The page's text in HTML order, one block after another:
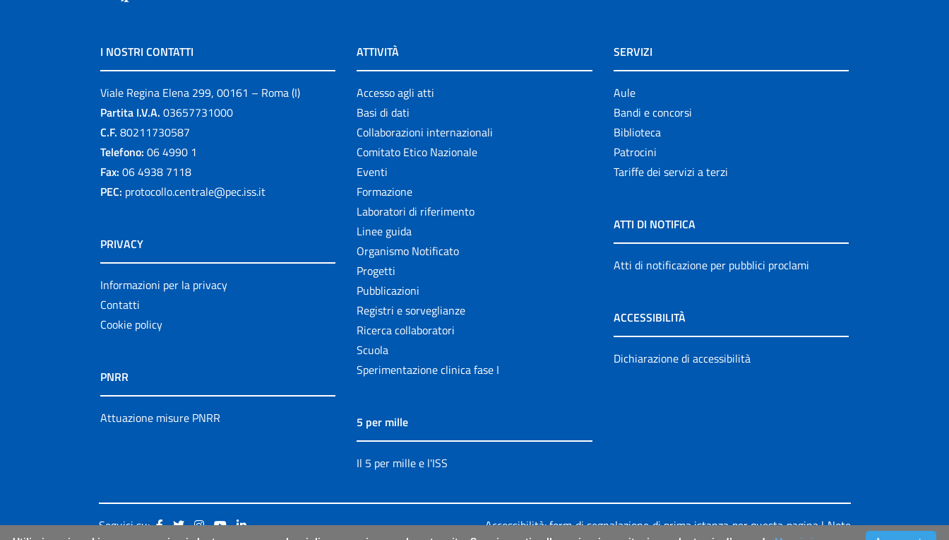
I NOSTRI CONTATTI
Viale Regina Elena 299, 00161 – Roma (I)
Partita I.V.A. 03657731000
C.F. 80211730587
Telefono: 06 4990 1
Fax: 06 4938 7118
PEC: protocollo.centrale@pec.iss.it
PRIVACY
Informazioni per la privacy
Contatti
Cookie policy
PNRR
Attuazione misure PNRR
ATTIVITÀ
Accesso agli atti
Basi di dati
Collaborazioni internazionali
Comitato Etico Nazionale
Eventi
Formazione
Laboratori di riferimento
Linee guida
Organismo Notificato
Progetti
Pubblicazioni
Registri e sorveglianze
Ricerca collaboratori
Scuola
Sperimentazione clinica fase I
5 per mille
Il 5 per mille e l'ISS
SERVIZI
Aule
Bandi e concorsi
Biblioteca
Patrocini
Tariffe dei servizi a terzi
ATTI DI NOTIFICA
Atti di notificazione per pubblici proclami
ACCESSIBILITÀ
Dichiarazione di accessibilità
Seguici su: Accessibilità: form di segnalazione di prima istanza per questa pagina|Note